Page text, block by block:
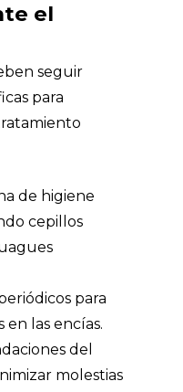
el
seguir
para
de higiene
cepillos
para
las encías.
del
molestias